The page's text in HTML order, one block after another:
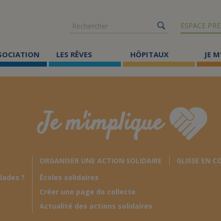
Rechercher
ESPACE
LES RÊVES HÔPITAUX JE
Je m'implique
?
ORGANISER UNE ACTION SOLIDAIRE
Écoles solidaires
Créer une page de collecte
Actualité des actions solidaires
GLISSE EN